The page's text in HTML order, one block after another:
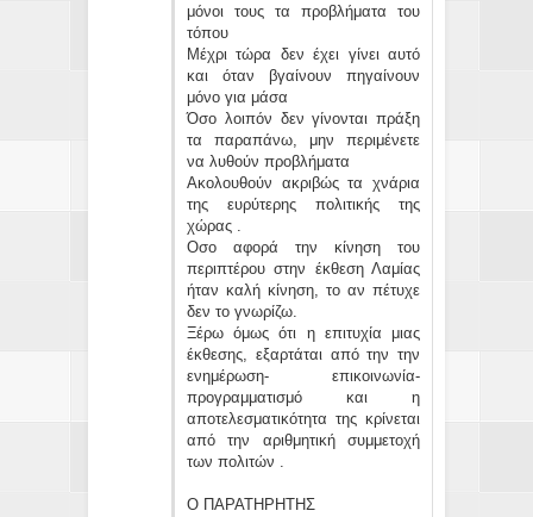
μόνοι τους τα προβλήματα του
τόπου
Μέχρι τώρα δεν έχει γίνει αυτό
και όταν βγαίνουν πηγαίνουν
μόνο για μάσα
Όσο λοιπόν δεν γίνονται πράξη
τα παραπάνω, μην περιμένετε
να λυθούν προβλήματα
Ακολουθούν ακριβώς τα χνάρια
της ευρύτερης πολιτικής της
χώρας .
Οσο αφορά την κίνηση του
περιπτέρου στην έκθεση Λαμίας
ήταν καλή κίνηση, το αν πέτυχε
δεν το γνωρίζω.
Ξέρω όμως ότι η επιτυχία μιας
έκθεσης, εξαρτάται από την την
ενημέρωση- επικοινωνία-
προγραμματισμό και η
αποτελεσματικότητα της κρίνεται
από την αριθμητική συμμετοχή
των πολιτών .
Ο ΠΑΡΑΤΗΡΗΤΗΣ